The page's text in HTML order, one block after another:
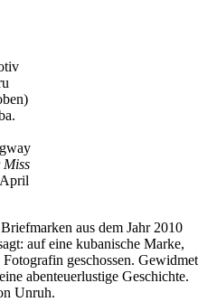
Miss
aus dem Jahr 2010
auf eine kubanische Marke,
geschossen. Gewidmet
abenteuerlustige Geschichte.
Unruh.